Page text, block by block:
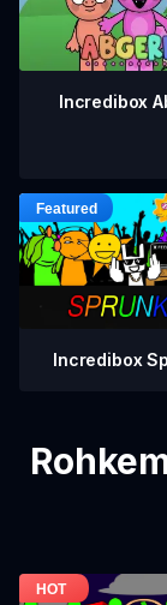
Incredibox
Incredibox